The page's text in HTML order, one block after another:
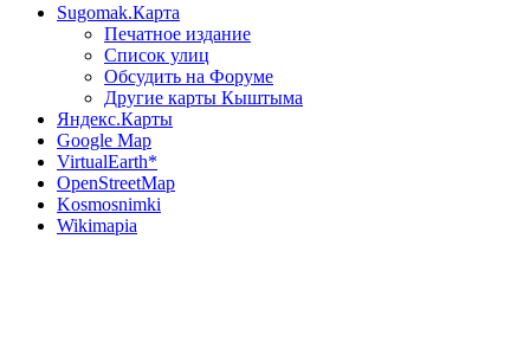
Sugomak.Карта
Печатное издание
Список улиц
Обсудить на Форуме
Другие карты Кыштыма
Яндекс.Карты
Google Map
VirtualEarth*
OpenStreetMap
Kosmosnimki
Wikimapia